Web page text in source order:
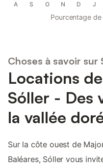
A S O N D J
Pourcentage
Choses à savoir sur
Locations
Sóller - Des
la vallée
Sur la côte ouest de
Baléares, Sóller vous